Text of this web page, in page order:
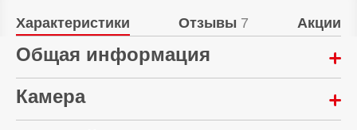
Характеристики Отзывы 7 Акции
Общая информация
Год выпуска:
Камера